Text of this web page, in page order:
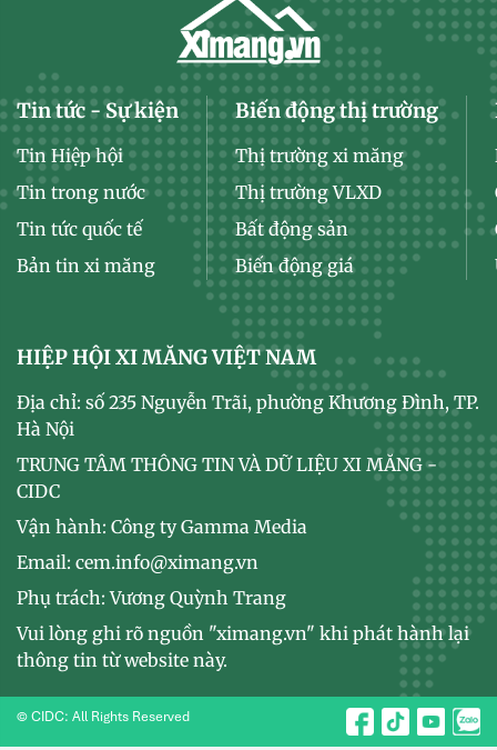
Tin tức - Sự kiện
Tin Hiệp hội
Tin trong nước
Tin tức quốc tế
Bản tin xi măng
Biến động thị trường
Thị trường xi măng
Thị trường VLXD
Bất động sản
Biến động giá
HIỆP HỘI XI MĂNG VIỆT NAM
Địa chỉ: số 235 Nguyễn Trãi, phường Khương Đình, TP.
Hà Nội
TRUNG TÂM THÔNG TIN VÀ DỮ LIỆU XI MĂNG -
CIDC
Vận hành: Công ty Gamma Media
Email: cem.info@ximang.vn
Phụ trách: Vương Quỳnh Trang
Vui lòng ghi rõ nguồn "ximang.vn" khi phát hành lại
thông tin từ website này.
© CIDC: All Rights Reserved